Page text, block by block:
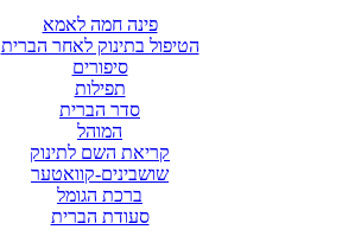
פינה חמה לאמא
הטיפול בתינוק לאחר הברית
סיפורים
תפילות
סדר הברית
המוהל
קריאת השם לתינוק
שושבינים-קוואטער
ברכת הגומל
סעודת הברית